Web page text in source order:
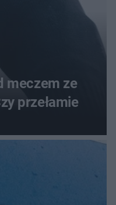
meczem ze
przełamie